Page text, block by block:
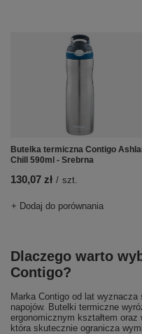
Butelka termiczna Contigo
Chill 590ml - Srebrna
130,07 zł / szt.
+ Dodaj do porównania
Dlaczego warto
Contigo?
Marka Contigo od lat
napojów. Butelki termiczne
ergonomicznym kształtem
która skutecznie ogranicza